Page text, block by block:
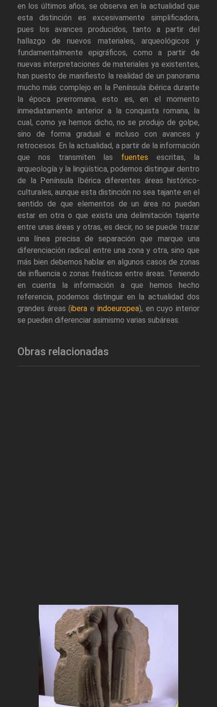
en los últimos años, se observa en la actualidad que
esta distinción es excesivamente simplificadora,
pues los avances producidos, tanto a partir del
hallazgo de nuevos materiales, arqueológicos y
fundamentalmente epigráficos, como a partir de
nuevas interpretaciones de materiales ya existentes,
han puesto de manifiesto la realidad de un panorama
mucho más complejo en la Península ibérica durante
la época prerromana, esto es, en el momento
inmediatamente anterior a la conquista romana, la
cual, como ya hemos dicho, no se produjo de golpe,
sino de forma gradual e incluso con avances y
retrocesos. En la actualidad, a partir de la información
que nos transmiten las fuentes escritas, la
arqueología y la lingüística, podemos distinguir dentro
de la Península Ibérica diferentes áreas histórico-
culturales, aunque esta distinción no sea tajante en el
sentido de que elementos de un área no puedan
estar en otra o que exista una delimitación tajante
entre unas áreas y otras, es decir, no se puede trazar
una línea precisa de separación que marque una
diferenciación radical entre una zona y otra, sino que
más bien debemos hablar en algunos casos de zonas
de influencia o zonas freáticas entre áreas. Teniendo
en cuenta la información a que hemos hecho
referencia, podemos distinguir en la actualidad dos
grandes áreas (ibera e indoeuropea), en cuyo interior
se pueden diferenciar asimismo varias subáreas.
Obras relacionadas